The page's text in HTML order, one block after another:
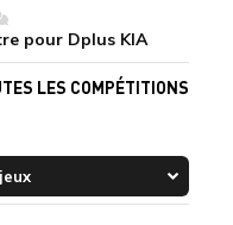
pour Dplus KIA
LES COMPÉTITIONS